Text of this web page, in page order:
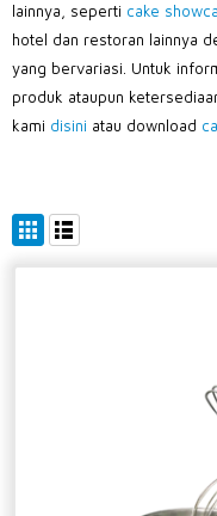
lainnya, seperti cake
hotel dan restoran lainnya
yang bervariasi. Untuk
produk ataupun
kami disini atau download